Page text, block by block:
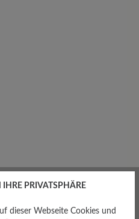
IHRE PRIVATSPHÄRE
dieser Webseite Cookies und